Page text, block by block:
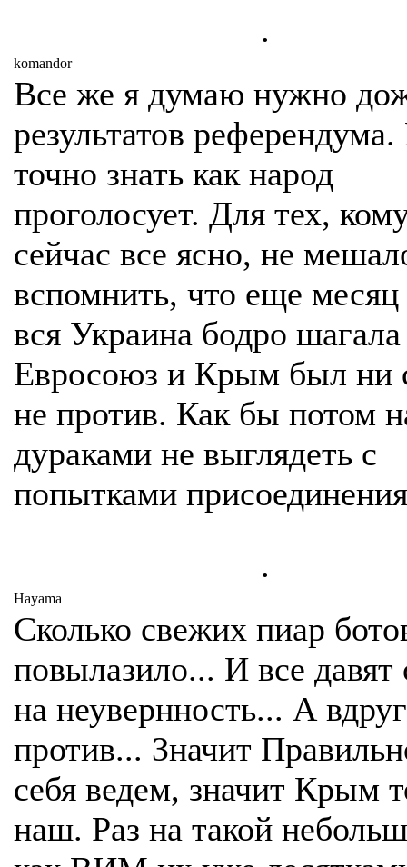
.
komandor
Все же я думаю нужно
результатов
точно знать как народ
проголосует. Для тех,
сейчас все ясно, не
вспомнить, что еще месяц
вся Украина бодро
Евросоюз и Крым был ни
не против. Как бы потом
дураками не выглядеть с
попытками
.
Hayama
Сколько свежих пиар
повылазило... И все давят
на неувернность... А
против... Значит
себя ведем, значит Крым
наш. Раз на такой